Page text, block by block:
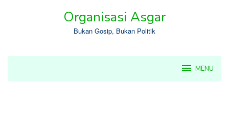
Organisasi Asgar
Bukan Gosip, Bukan Politik
MENU